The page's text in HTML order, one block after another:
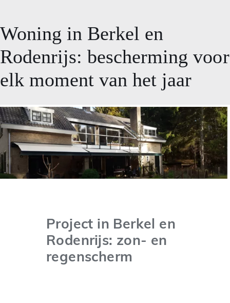
Woning in Berkel en
Rodenrijs: bescherming voor
elk moment van het jaar
Project in Berkel en
Rodenrijs: zon- en
regenscherm